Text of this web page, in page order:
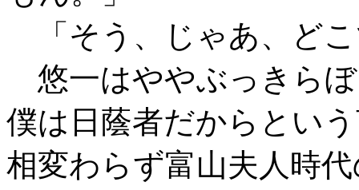
「そう、じゃあ、ど
悠一はややぶっきら
僕は日蔭者だからとい
相変わらず富山夫人時